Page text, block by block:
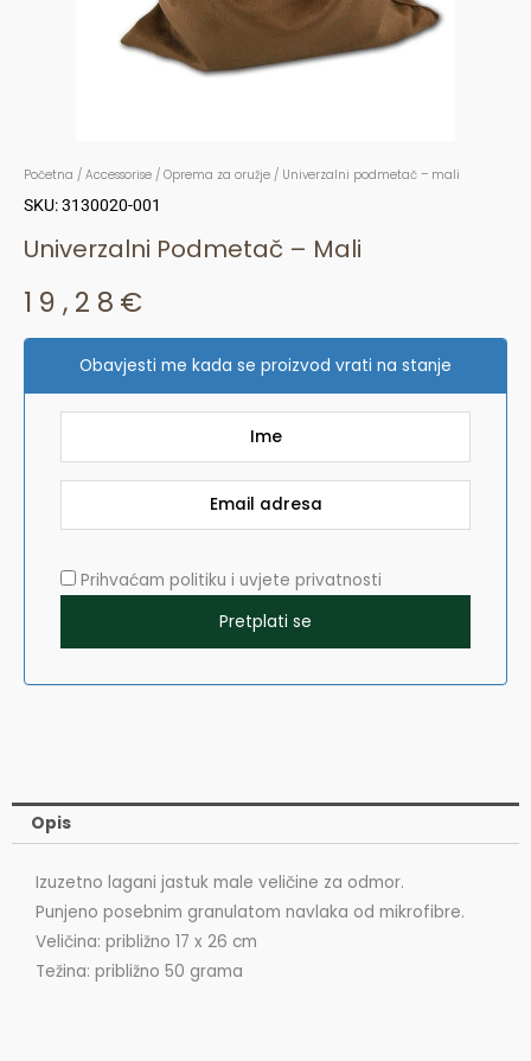
Početna / Accessorise / Oprema za oružje / Univerzalni podmetač – mali
SKU: 3130020-001
Univerzalni Podmetač – Mali
19,28 €
Obavjesti me kada se proizvod vrati na stanje
Prihvaćam politiku i uvjete privatnosti
Opis
Izuzetno lagani jastuk male veličine za odmor.
Punjeno posebnim granulatom navlaka od mikrofibre.
Veličina: približno 17 x 26 cm
Težina: približno 50 grama